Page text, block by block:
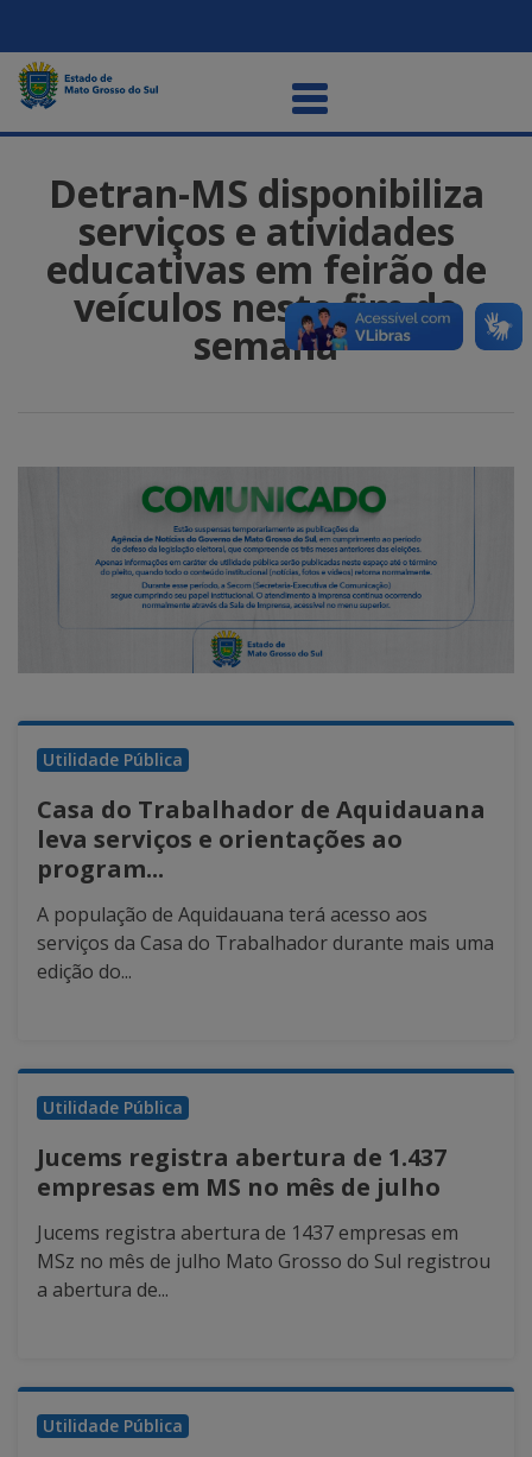
Detran-MS disponibiliza
serviços e atividades
educativas em feirão de
veículos neste fim de
semana
Utilidade Pública
Casa do Trabalhador de Aquidauana
leva serviços e orientações ao
program...
A população de Aquidauana terá acesso aos
serviços da Casa do Trabalhador durante mais uma
edição do...
Utilidade Pública
Jucems registra abertura de 1.437
empresas em MS no mês de julho
Jucems registra abertura de 1437 empresas em
MSz no mês de julho Mato Grosso do Sul registrou
a abertura de...
Utilidade Pública